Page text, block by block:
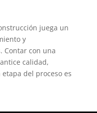
juega un
y
Contar con una
calidad,
del proceso es